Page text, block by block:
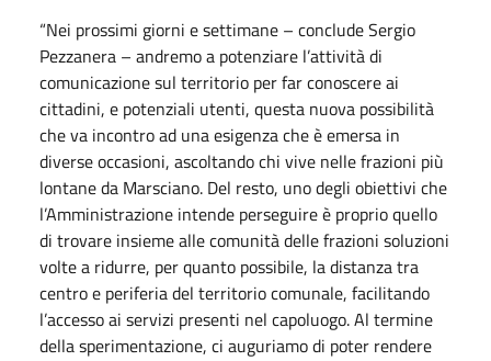
“Nei prossimi giorni e settimane – conclude Sergio
Pezzanera – andremo a potenziare l’attività di
comunicazione sul territorio per far conoscere ai
cittadini, e potenziali utenti, questa nuova possibilità
che va incontro ad una esigenza che è emersa in
diverse occasioni, ascoltando chi vive nelle frazioni più
lontane da Marsciano. Del resto, uno degli obiettivi che
l’Amministrazione intende perseguire è proprio quello
di trovare insieme alle comunità delle frazioni soluzioni
volte a ridurre, per quanto possibile, la distanza tra
centro e periferia del territorio comunale, facilitando
l’accesso ai servizi presenti nel capoluogo. Al termine
della sperimentazione, ci auguriamo di poter rendere